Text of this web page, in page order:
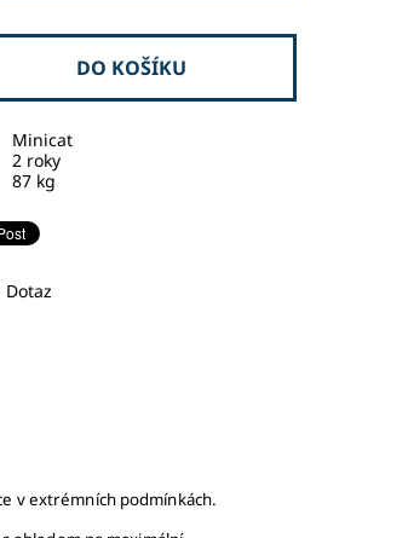
Minicat
2 roky
87 kg
Dotaz
v extrémních podmínkách.